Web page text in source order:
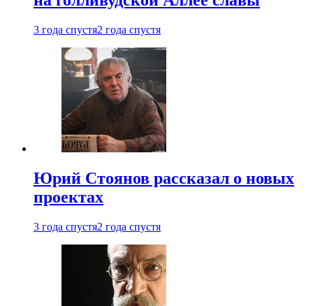
3 года спустя2 года спустя
Юрий Стоянов рассказал о новых
проектах
3 года спустя2 года спустя